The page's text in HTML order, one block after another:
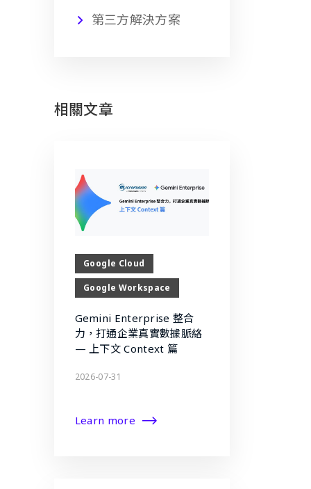
第三方解決方案
相關文章
Google Cloud
Google Workspace
Gemini Enterprise 整合
力，打通企業真實數據脈絡
— 上下文 Context 篇
2026-07-31
Learn more